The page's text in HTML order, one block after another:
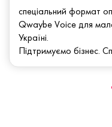
спеціальний формат
Qwaybe Voice для
Україні.
Підтримуємо бізнес.